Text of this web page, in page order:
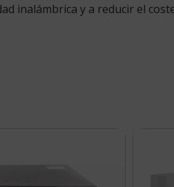
inalámbrica y a reducir el